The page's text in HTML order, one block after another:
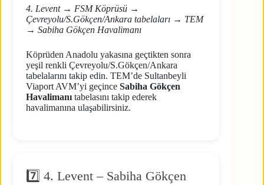
4. Levent → FSM Köprüsü →
Çevreyolu/S.Gökçen/Ankara tabelaları → TEM
→ Sabiha Gökçen Havalimanı
Köprüden Anadolu yakasına geçtikten sonra
yeşil renkli Çevreyolu/S.Gökçen/Ankara
tabelalarını takip edin. TEM’de Sultanbeyli
Viaport AVM’yi geçince Sabiha Gökçen
Havalimanı tabelasını takip ederek
havalimanına ulaşabilirsiniz.
7️⃣ 4. Levent – Sabiha Gökçen